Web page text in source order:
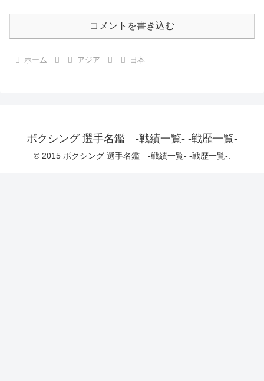
コメントを書き込む
ホーム アジア 日本
ボクシング 選手名鑑 -戦績一覧- -戦歴一覧-
© 2015 ボクシング 選手名鑑 -戦績一覧- -戦歴一覧-.